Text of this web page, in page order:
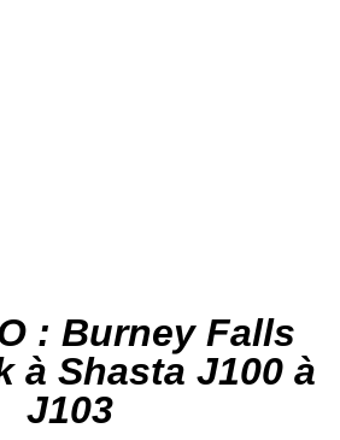
: Burney Falls
à Shasta J100 à
J103